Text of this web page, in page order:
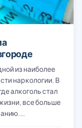
из наиболее
наркологии. В
алкоголь стал
все больше